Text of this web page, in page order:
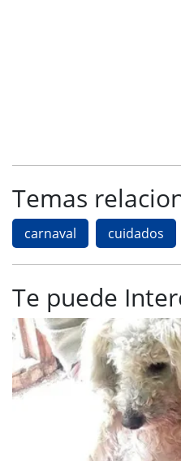
Temas
carnaval cuidados
Te puede